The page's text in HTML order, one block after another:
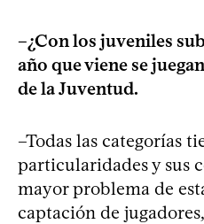
–¿Con los juveniles
año que viene se
de la Juventud.
–Todas las categorías
particularidades y sus
mayor problema de
captación de